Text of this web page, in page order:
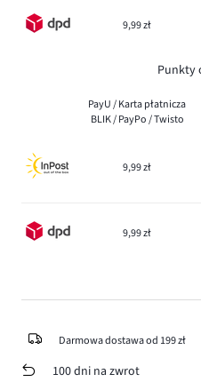
9,99 zł
Punkty
PayU / Karta płatnicza
BLIK / PayPo / Twisto
9,99 zł
9,99 zł
Darmowa dostawa od 199 zł
100 dni na zwrot